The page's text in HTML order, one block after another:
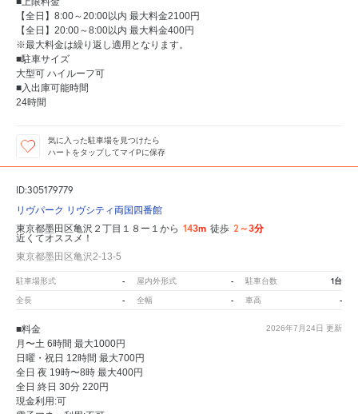
【全日】8:00～20:00以内 最大料金2100円
【全日】20:00～8:00以内 最大料金400円
※最大料金は繰り返し適用となります。
■駐車サイズ
大型可 ハイルーフ可
■入出庫可能時間
24時間
気に入った駐車場を見つけたら
ハートをタップしてマイPに保存
ID:305179779
リヴパーク リヴシティ両国四番館
東京都墨田区亀沢２丁目１８ー１から 143m 徒歩 2～3分
近くてオススメ！
東京都墨田区亀沢2-13-5
駐車場形式 - 屋内外形式 - 駐車台数 1台
全長 - 全幅 - 車高 -
2026年7月24日 更新
■料金
月〜土 6時間 最大1000円
日曜・祝日 12時間 最大700円
全日 夜 19時〜8時 最大400円
全日 終日 30分 220円
現金利用:可